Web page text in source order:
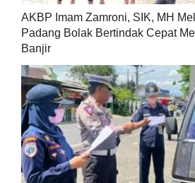
AKBP Imam Zamroni, SIK, MH
Padang Bolak Bertindak Cepat
Banjir